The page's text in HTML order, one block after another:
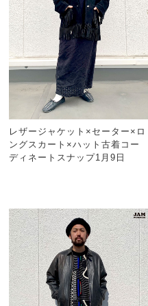
レザージャケット×セーター×ロ
ングスカート×ハット古着コー
ディネートスナップ1月9日